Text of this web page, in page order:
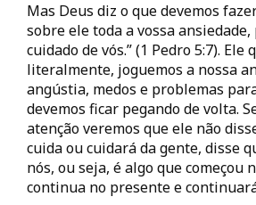
Mas Deus diz o que devemos
sobre ele toda a vossa
cuidado de vós.” (1 Pedro 5:7). Ele
literalmente, joguemos a nossa
angústia, medos e problemas
devemos ficar pegando de volta.
atenção veremos que ele não
cuida ou cuidará da gente, disse
nós, ou seja, é algo que começou
continua no presente e